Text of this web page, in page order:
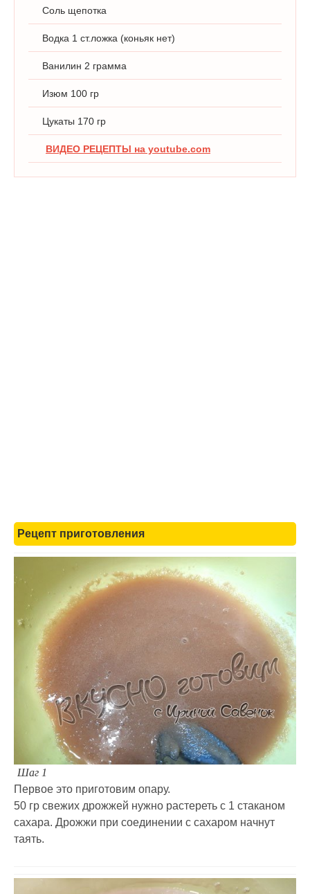
Соль щепотка
Водка 1 ст.ложка (коньяк нет)
Ванилин 2 грамма
Изюм 100 гр
Цукаты 170 гр
ВИДЕО РЕЦЕПТЫ на youtube.com
Рецепт приготовления
Шаг 1
Первое это приготовим опару.
50 гр свежих дрожжей нужно растереть с 1 стаканом
сахара. Дрожжи при соединении с сахаром начнут
таять.